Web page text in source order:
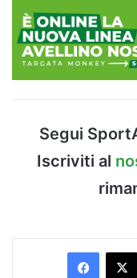
Segui
Iscriviti al